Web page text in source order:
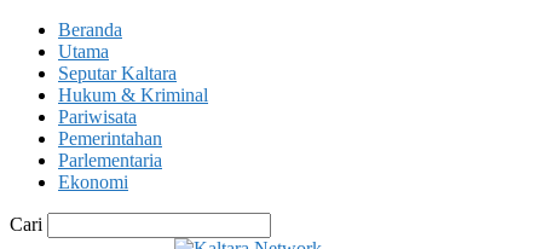
Beranda
Utama
Seputar Kaltara
Hukum & Kriminal
Pariwisata
Pemerintahan
Parlementaria
Ekonomi
Cari